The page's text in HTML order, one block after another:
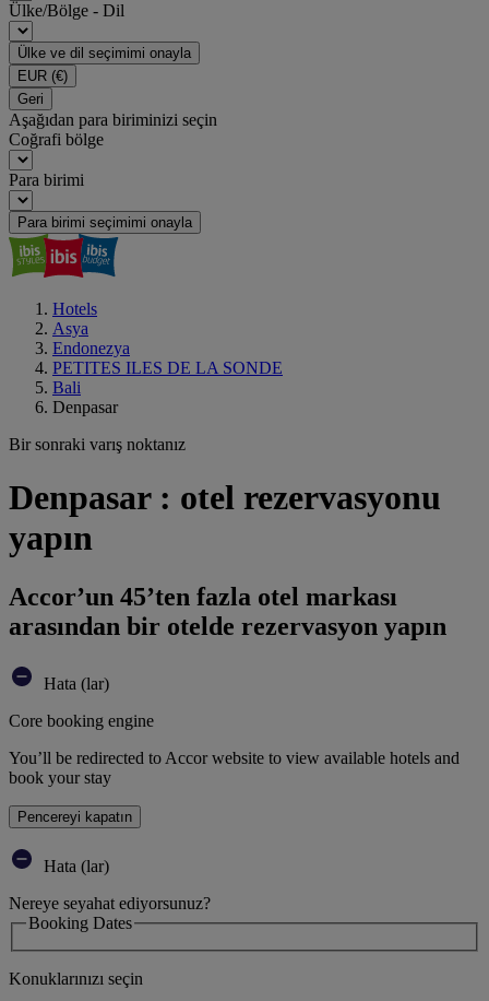
Ülke/Bölge - Dil
Ülke ve dil seçimimi onayla
EUR (€)
Geri
Aşağıdan para biriminizi seçin
Coğrafi bölge
Para birimi
Para birimi seçimimi onayla
Hotels
Asya
Endonezya
PETITES ILES DE LA SONDE
Bali
Denpasar
Bir sonraki varış noktanız
Denpasar : otel rezervasyonu
yapın
Accor’un 45’ten fazla otel markası
arasından bir otelde rezervasyon yapın
Hata (lar)
Core booking engine
You’ll be redirected to Accor website to view available hotels and
book your stay
Pencereyi kapatın
Hata (lar)
Nereye seyahat ediyorsunuz?
Booking Dates
Konuklarınızı seçin